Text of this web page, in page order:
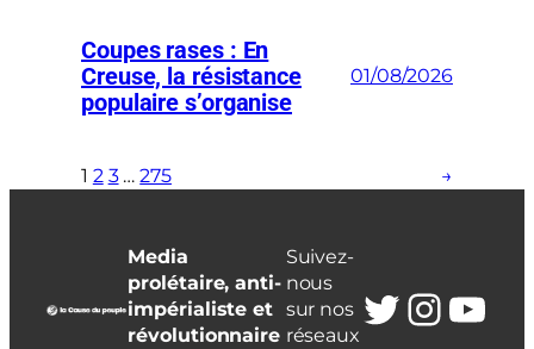
Coupes rases : En
Creuse, la résistance
populaire s’organise
01/08/2026
1 2 3 … 275 →
Media
prolétaire, anti-
impérialiste et
révolutionnaire
Suivez-
nous
sur nos
réseaux
Twitter